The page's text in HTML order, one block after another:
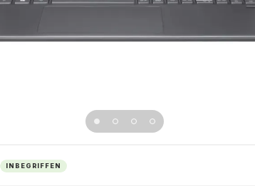
INBEGRIFFEN